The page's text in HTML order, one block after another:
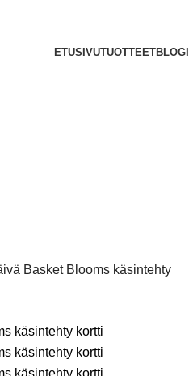
ETUSIVUTUOTTEETBLOGI
Basket Blooms käsintehty